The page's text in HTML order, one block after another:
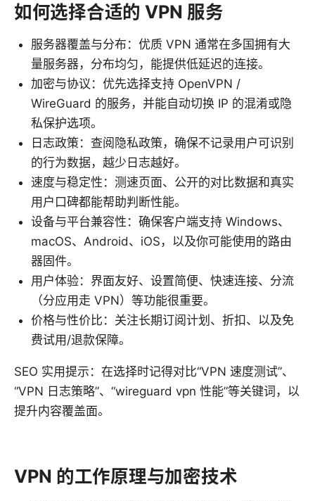
如何选择合适的 VPN 服务
服务器覆盖与分布：优质 VPN 通常在多国拥有大
量服务器，分布均匀，能提供低延迟的连接。
加密与协议：优先选择支持 OpenVPN /
WireGuard 的服务，并能自动切换 IP 的混淆或隐
私保护选项。
日志政策：查阅隐私政策，确保不记录用户可识别
的行为数据，越少日志越好。
速度与稳定性：测速页面、公开的对比数据和真实
用户口碑都能帮助判断性能。
设备与平台兼容性：确保客户端支持 Windows、
macOS、Android、iOS，以及你可能使用的路由
器固件。
用户体验：界面友好、设置简便、快速连接、分流
（分应用走 VPN）等功能很重要。
价格与性价比：关注长期订阅计划、折扣、以及免
费试用/退款保障。
SEO 实用提示：在选择时记得对比“VPN 速度测试”、
“VPN 日志策略”、“wireguard vpn 性能”等关键词，以
提升内容覆盖面。
VPN 的工作原理与加密技术